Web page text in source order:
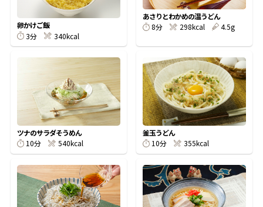
新鮮一番 『氷熟®』
卵かけご飯
3分
340kcal
あさりとわかめの温うどん
8分
298kcal 4.5g
ツナのサラダそうめん
10分
540kcal
釜玉うどん
10分
355kcal